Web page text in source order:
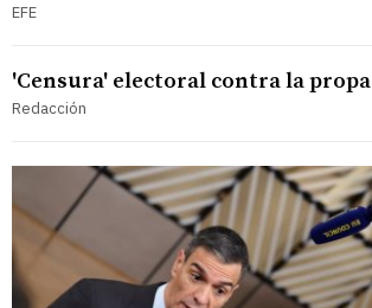
EFE
'Censura' electoral contra la
Redacción